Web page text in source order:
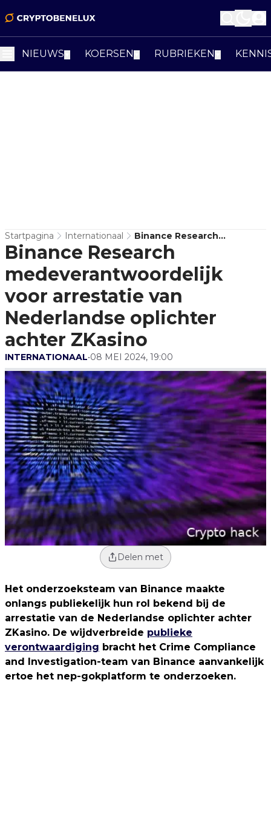
NIEUWS KOERSEN RUBRIEKEN
Startpagina Internationaal
Binance Research
Medeverantwoordelijk Voor
Arrestatie Van Nederlandse
Oplichter Achter ZKasino
Binance Research
medeverantwoordelijk
voor arrestatie van
Nederlandse oplichter
achter ZKasino
INTERNATIONAAL•08 MEI 2024, 19:00
Delen met
Het onderzoeksteam van Binance maakte
onlangs publiekelijk hun rol bekend bij de
arrestatie van de Nederlandse oplichter achter
ZKasino. De wijdverbreide publieke
verontwaardiging bracht het Crime Compliance
and Investigation-team van Binance aanvankelijk
ertoe het nep-gokplatform te onderzoeken.